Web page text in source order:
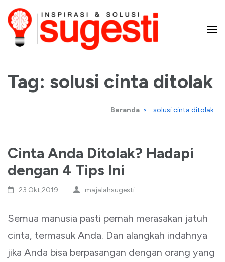
Lompat
ke
konten
Enter)
dan Solusi
Tag: solusi cinta ditolak
Beranda > solusi cinta ditolak
Cinta Anda Ditolak? Hadapi
dengan 4 Tips Ini
23 Okt,2019 majalahsugesti
Semua manusia pasti pernah merasakan jatuh
cinta, termasuk Anda. Dan alangkah indahnya
jika Anda bisa berpasangan dengan orang yang